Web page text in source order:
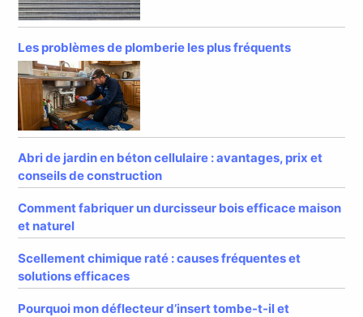
Les problèmes de plomberie les plus fréquents
Abri de jardin en béton cellulaire : avantages, prix et
conseils de construction
Comment fabriquer un durcisseur bois efficace maison
et naturel
Scellement chimique raté : causes fréquentes et
solutions efficaces
Pourquoi mon déflecteur d’insert tombe-t-il et